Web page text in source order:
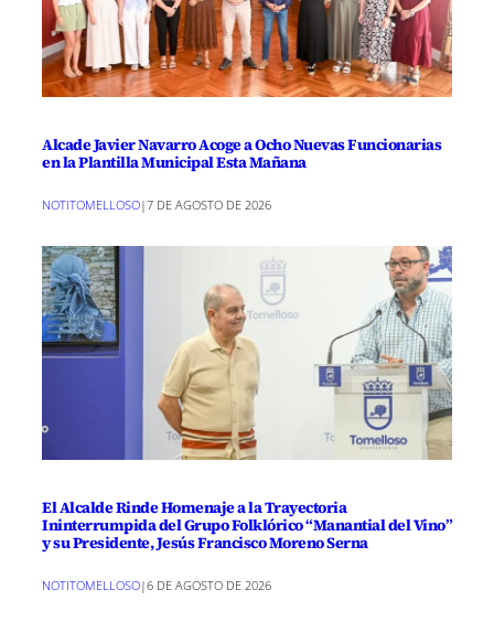
Alcade Javier Navarro Acoge a Ocho Nuevas Funcionarias
en la Plantilla Municipal Esta Mañana
NOTITOMELLOSO|7 DE AGOSTO DE 2026
El Alcalde Rinde Homenaje a la Trayectoria
Ininterrumpida del Grupo Folklórico “Manantial del Vino”
y su Presidente, Jesús Francisco Moreno Serna
NOTITOMELLOSO|6 DE AGOSTO DE 2026